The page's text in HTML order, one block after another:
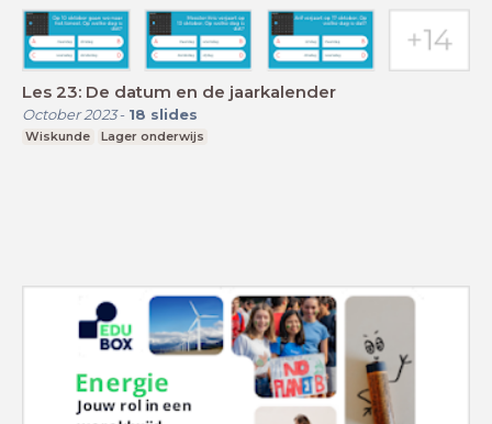
Les 23: De datum en de jaarkalender
October 2023- 18 slides
Wiskunde Lager onderwijs